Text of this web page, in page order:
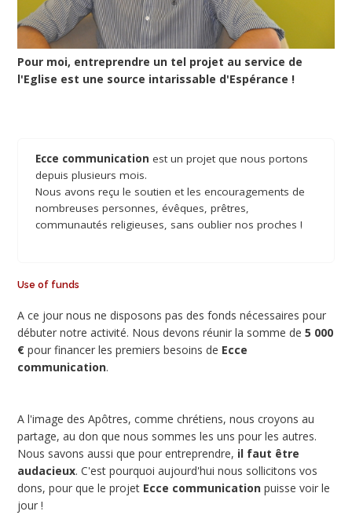
Pour moi, entreprendre un tel projet au service de
l'Eglise est une source intarissable d'Espérance !
Ecce communication est un projet que nous portons
depuis plusieurs mois.
Nous avons reçu le soutien et les encouragements de
nombreuses personnes, évêques, prêtres,
communautés religieuses, sans oublier nos proches !
Use of funds
A ce jour nous ne disposons pas des fonds nécessaires pour
débuter notre activité. Nous devons réunir la somme de 5 000
€ pour financer les premiers besoins de Ecce
communication.
A l'image des Apôtres, comme chrétiens, nous croyons au
partage, au don que nous sommes les uns pour les autres.
Nous savons aussi que pour entreprendre, il faut être
audacieux. C'est pourquoi aujourd'hui nous sollicitons vos
dons, pour que le projet Ecce communication puisse voir le
jour !